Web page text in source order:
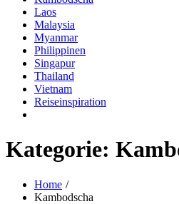
Laos
Malaysia
Myanmar
Philippinen
Singapur
Thailand
Vietnam
Reiseinspiration
Kategorie:
Home
Kambodscha